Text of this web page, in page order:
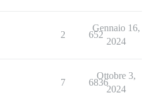
2 652
Gennaio 16,
2024
7 6836
Ottobre 3,
2024